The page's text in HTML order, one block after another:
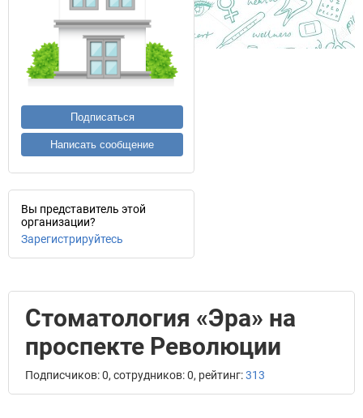
Подписаться
Написать сообщение
Вы представитель этой
организации?
Зарегистрируйтесь
Стоматология «Эра» на
проспекте Революции
Подписчиков: 0, сотрудников: 0, рейтинг:313